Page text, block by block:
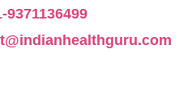
9371136499